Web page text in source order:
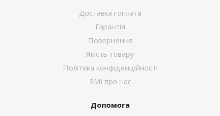
Доставка і оплата
Гарантія
Повернення
Якість товару
Політика конфіденційності
ЗМІ про нас
Допомога